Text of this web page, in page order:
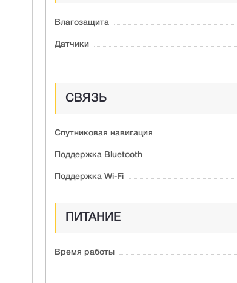
Влагозащита
Датчики
СВЯЗЬ
Спутниковая навигация
Поддержка Bluetooth
Поддержка Wi-Fi
ПИТАНИЕ
Время работы